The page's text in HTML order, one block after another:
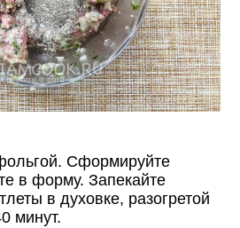
Сформируйте
в форму. Запекайте
в духовке, разогретой
минут.